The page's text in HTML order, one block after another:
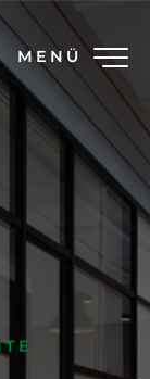
MENÜ